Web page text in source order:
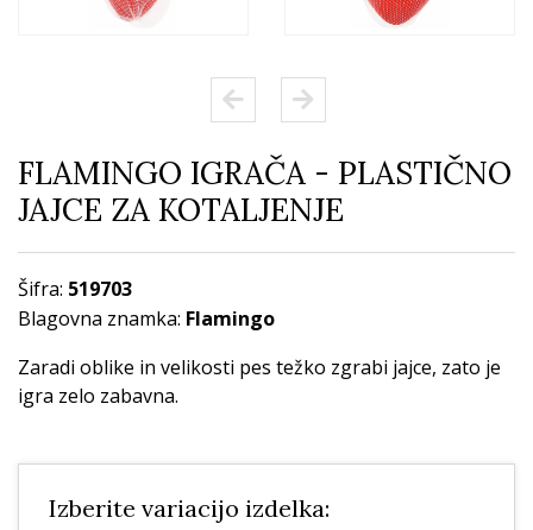
FLAMINGO IGRAČA - PLASTIČNO
JAJCE ZA KOTALJENJE
Šifra: 519703
Blagovna znamka: Flamingo
Zaradi oblike in velikosti pes težko zgrabi jajce, zato je
igra zelo zabavna.
Izberite variacijo izdelka: